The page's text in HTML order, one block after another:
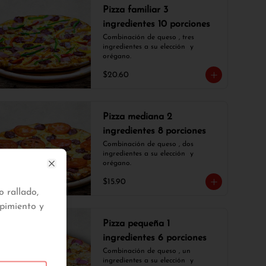
Pizza familiar 3
ingredientes 10 porciones
Combinación de queso , tres
ingredientes a su elección  y
orégano.
$20.60
Pizza mediana 2
ingredientes 8 porciones
Combinación de queso , dos
ingredientes a su elección  y
orégano.
$15.90
Pizza pequeña 1
ingredientes 6 porciones
Combinación de queso , un
ingredientes a su elección  y
rallado,
y
Close